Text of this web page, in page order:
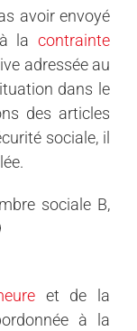
avoir envoyé
la contrainte
adressée au
dans le
des articles
sociale, il
sociale B,
et de la
à la